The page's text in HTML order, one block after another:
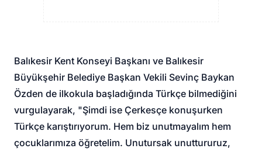
Balıkesir Kent Konseyi Başkanı ve Balıkesir
Büyükşehir Belediye Başkan Vekili Sevinç Baykan
Özden de ilkokula başladığında Türkçe bilmediğini
vurgulayarak, "Şimdi ise Çerkesçe konuşurken
Türkçe karıştırıyorum. Hem biz unutmayalım hem
çocuklarımıza öğretelim. Unutursak unuttururuz,